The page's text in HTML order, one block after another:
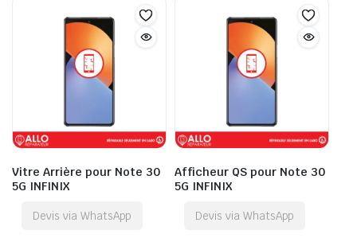
Vitre Arrière pour Note 30
5G INFINIX
Devis via WhatsApp
Afficheur QS pour Note 30
5G INFINIX
Devis via WhatsApp